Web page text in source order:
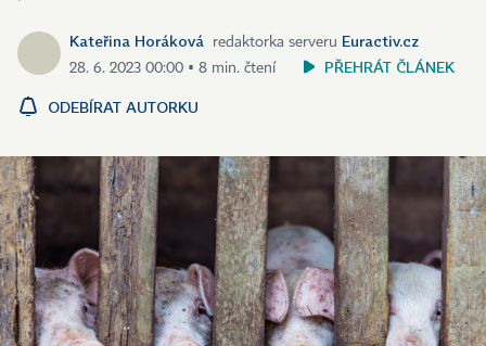
Kateřina Horáková redaktorka serveru Euractiv.cz
28. 6. 2023 00:00 ▪ 8 min. čtení PŘEHRÁT ČLÁNEK
ODEBÍRAT AUTORKU